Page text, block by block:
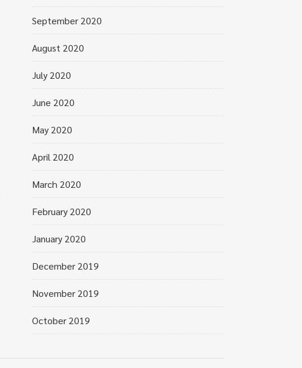
September 2020
August 2020
July 2020
June 2020
May 2020
April 2020
March 2020
February 2020
January 2020
December 2019
November 2019
October 2019